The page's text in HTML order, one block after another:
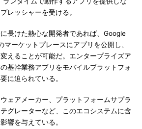
レッシャーを受ける。
長けた熱心な開発者であれば、Google
ーケットプレースにアプリを公開し、
えることが可能だ。エンタープライズア
基幹業務アプリをモバイルプラットフォ
に迫られている。
ェアメーカー、プラットフォームサプラ
グレーターなど、このエコシステムに含
響を与えている。